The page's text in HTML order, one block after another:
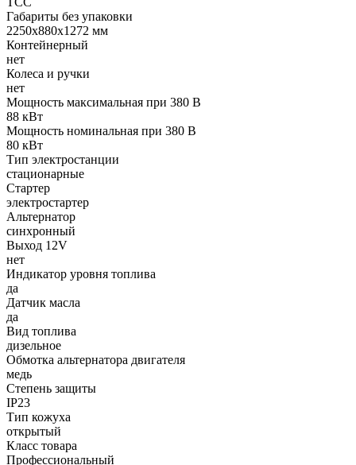
Габариты без упаковки
2250х880х1272 мм
Контейнерный
нет
Колеса и ручки
нет
Мощность максимальная при 380 В
88 кВт
Мощность номинальная при 380 В
80 кВт
Тип электростанции
стационарные
Стартер
электростартер
Альтернатор
синхронный
Выход 12V
нет
Индикатор уровня топлива
да
Датчик масла
да
Вид топлива
дизельное
Обмотка альтернатора двигателя
медь
Степень защиты
IP23
Тип кожуха
открытый
Класс товара
Профессиональный